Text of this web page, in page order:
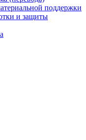
поддержки
и защиты